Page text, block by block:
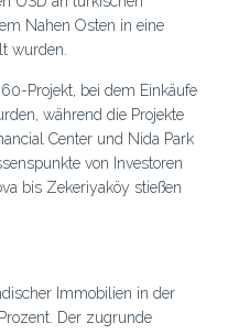
Nahen Osten in eine
wurden.
Projekt, bei dem Einkäufe
während die Projekte
Center und Nida Park
von Investoren
bis Zekeriyaköy stießen
Immobilien in der
Der zugrunde